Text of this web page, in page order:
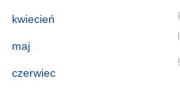
kwiecień
maj
czerwiec